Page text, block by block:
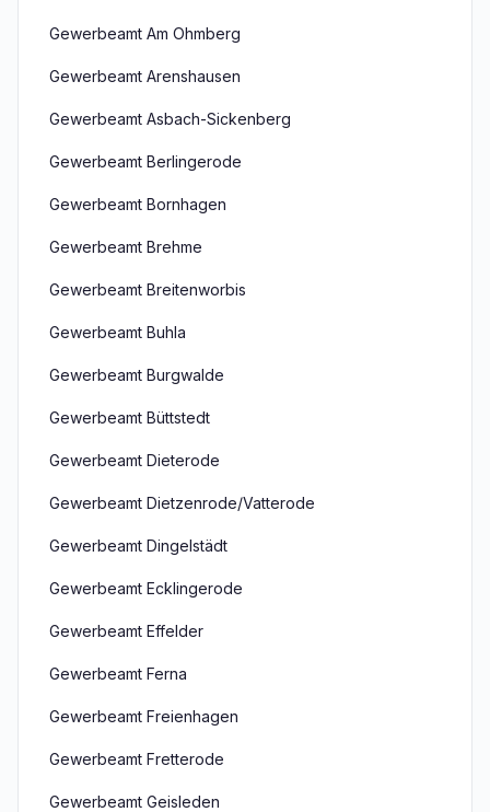
Gewerbeamt Am Ohmberg
Gewerbeamt Arenshausen
Gewerbeamt Asbach-Sickenberg
Gewerbeamt Berlingerode
Gewerbeamt Bornhagen
Gewerbeamt Brehme
Gewerbeamt Breitenworbis
Gewerbeamt Buhla
Gewerbeamt Burgwalde
Gewerbeamt Büttstedt
Gewerbeamt Dieterode
Gewerbeamt Dietzenrode/Vatterode
Gewerbeamt Dingelstädt
Gewerbeamt Ecklingerode
Gewerbeamt Effelder
Gewerbeamt Ferna
Gewerbeamt Freienhagen
Gewerbeamt Fretterode
Gewerbeamt Geisleden